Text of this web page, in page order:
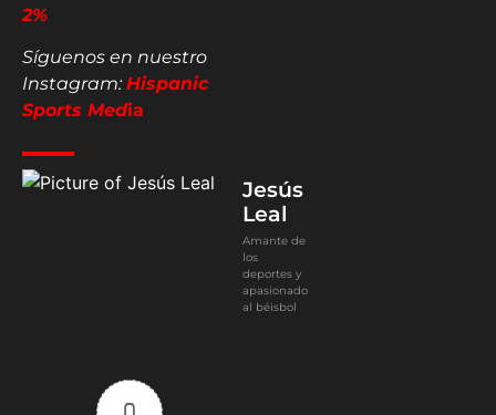
2%
Síguenos en nuestro
Instagram:Hispanic
Sports Media
Jesús
Leal
Amante de
los
deportes y
apasionado
al béisbol